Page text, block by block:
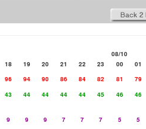
08/10
18 19 20 21 22 23 00 01
96 94 90 86 84 82 81 79
43 44 44 44 44 45 46 46
9 9 9 7 7 7 5 5